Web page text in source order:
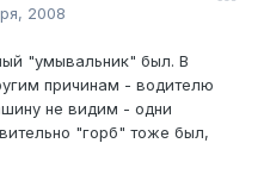
2008
"умывальник" был. В
причинам - водителю
не видим - одни
"горб" тоже был,